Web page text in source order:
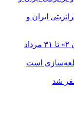
ایران و
است
شد